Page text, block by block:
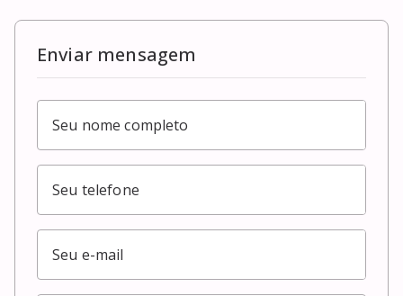
Enviar mensagem